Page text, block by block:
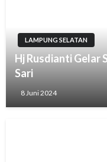
LAMPUNG SELATAN
Hj Rusdianti Gelar
Sari
8 Juni 2024